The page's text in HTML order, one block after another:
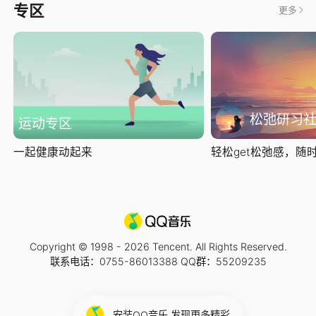
专区 更多
运动专区
一起健康动起来
松弛研习社
轻松get松弛感，随
Copyright © 1998 - 2026 Tencent. All Rights Reserved.
联系电话：0755-86013388 QQ群：55209235